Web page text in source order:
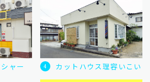
ャー
4 カットハウス理容いこい